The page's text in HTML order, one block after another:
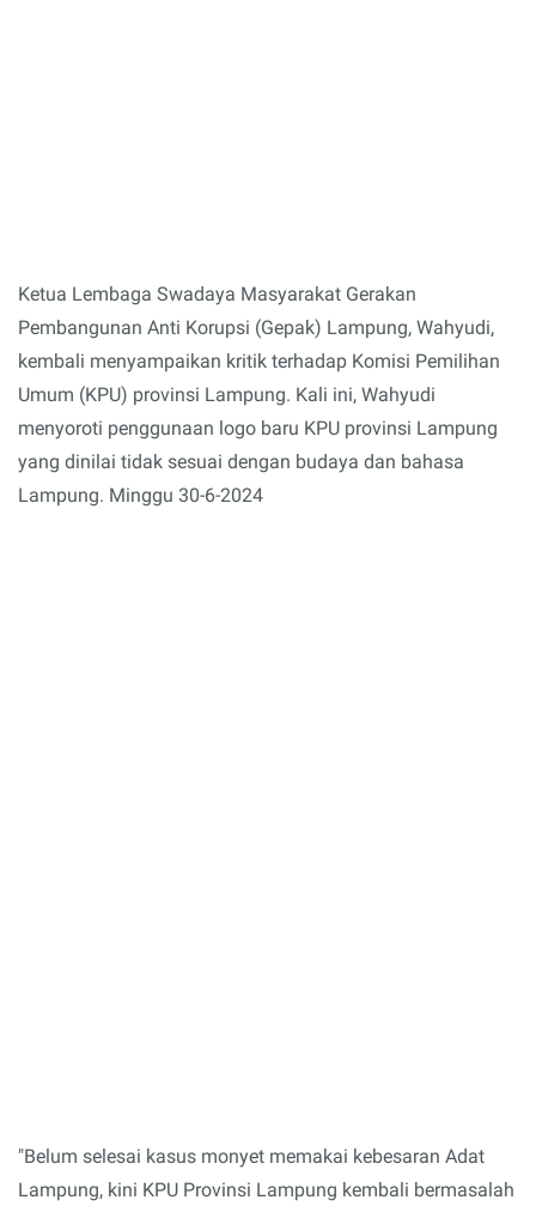
Ketua Lembaga Swadaya Masyarakat Gerakan
Pembangunan Anti Korupsi (Gepak) Lampung, Wahyudi,
kembali menyampaikan kritik terhadap Komisi Pemilihan
Umum (KPU) provinsi Lampung. Kali ini, Wahyudi
menyoroti penggunaan logo baru KPU provinsi Lampung
yang dinilai tidak sesuai dengan budaya dan bahasa
Lampung. Minggu 30-6-2024
"Belum selesai kasus monyet memakai kebesaran Adat
Lampung, kini KPU Provinsi Lampung kembali bermasalah